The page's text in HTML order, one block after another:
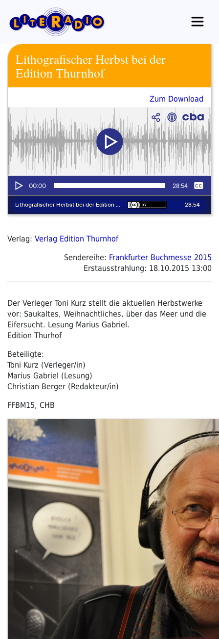
Inhalt
springen
Lithografischer Herbst bei der
Edition Thurnhof
Zum Download
Verlag: Verlag Edition Thurnhof
Sendereihe: Frankfurter Buchmesse 2015
Erstausstrahlung: 18.10.2015 13:00
Der Verleger Toni Kurz stellt die aktuellen Herbstwerke
vor: Saukaltes, Weihnachtliches, über das Meer und die
Eifersucht. Lesung Marius Gabriel.
Edition Thurhof
Beteiligte:
Toni Kurz (Verleger/in)
Marius Gabriel (Lesung)
Christian Berger (Redakteur/in)
FFBM15, CHB